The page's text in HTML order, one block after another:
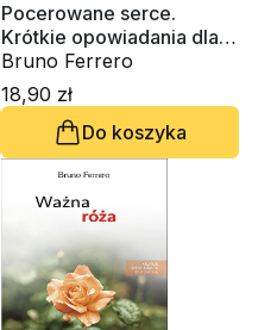
Pocerowane serce.
Krótkie opowiadania dla
ducha
Bruno Ferrero
18,90 zł
Do koszyka